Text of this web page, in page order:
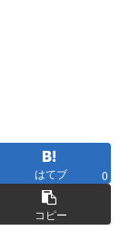
はてブ 0
コピー